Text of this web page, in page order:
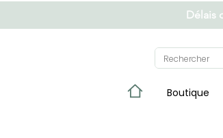
Délais
Boutique